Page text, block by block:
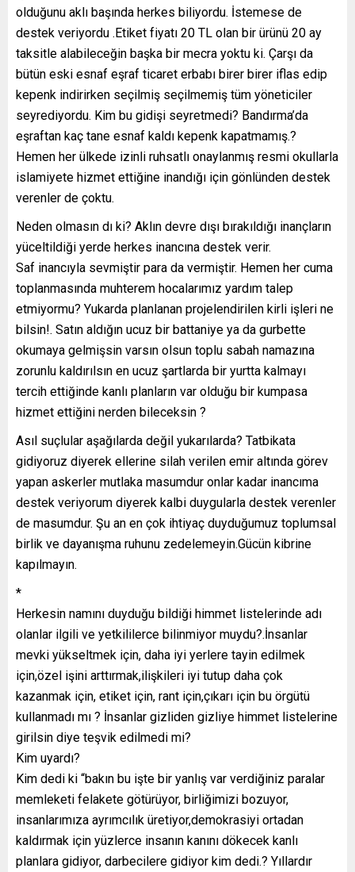
olduğunu aklı başında herkes biliyordu. İstemese de
destek veriyordu .Etiket fiyatı 20 TL olan bir ürünü 20 ay
taksitle alabileceğin başka bir mecra yoktu ki. Çarşı da
bütün eski esnaf eşraf ticaret erbabı birer birer iflas edip
kepenk indirirken seçilmiş seçilmemiş tüm yöneticiler
seyrediyordu. Kim bu gidişi seyretmedi? Bandırma’da
eşraftan kaç tane esnaf kaldı kepenk kapatmamış.?
Hemen her ülkede izinli ruhsatlı onaylanmış resmi okullarla
islamiyete hizmet ettiğine inandığı için gönlünden destek
verenler de çoktu.
Neden olmasın dı ki? Aklın devre dışı bırakıldığı inançların
yüceltildiği yerde herkes inancına destek verir.
Saf inancıyla sevmiştir para da vermiştir. Hemen her cuma
toplanmasında muhterem hocalarımız yardım talep
etmiyormu? Yukarda planlanan projelendirilen kirli işleri ne
bilsin!. Satın aldığın ucuz bir battaniye ya da gurbette
okumaya gelmişsin varsın olsun toplu sabah namazına
zorunlu kaldırılsın en ucuz şartlarda bir yurtta kalmayı
tercih ettiğinde kanlı planların var olduğu bir kumpasa
hizmet ettiğini nerden bileceksin ?
Asıl suçlular aşağılarda değil yukarılarda? Tatbikata
gidiyoruz diyerek ellerine silah verilen emir altında görev
yapan askerler mutlaka masumdur onlar kadar inancıma
destek veriyorum diyerek kalbi duygularla destek verenler
de masumdur. Şu an en çok ihtiyaç duyduğumuz toplumsal
birlik ve dayanışma ruhunu zedelemeyin.Gücün kibrine
kapılmayın.
*
Herkesin namını duyduğu bildiği himmet listelerinde adı
olanlar ilgili ve yetkililerce bilinmiyor muydu?.İnsanlar
mevki yükseltmek için, daha iyi yerlere tayin edilmek
için,özel işini arttırmak,ilişkileri iyi tutup daha çok
kazanmak için, etiket için, rant için,çıkarı için bu örgütü
kullanmadı mı ? İnsanlar gizliden gizliye himmet listelerine
girilsin diye teşvik edilmedi mi?
Kim uyardı?
Kim dedi ki “bakın bu işte bir yanlış var verdiğiniz paralar
memleketi felakete götürüyor, birliğimizi bozuyor,
insanlarımıza ayrımcılık üretiyor,demokrasiyi ortadan
kaldırmak için yüzlerce insanın kanını dökecek kanlı
planlara gidiyor, darbecilere gidiyor kim dedi.? Yıllardır